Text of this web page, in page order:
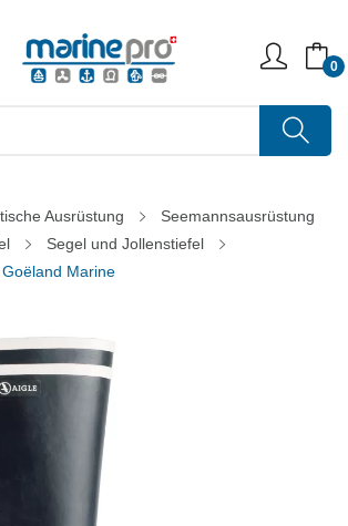
0
Ausrüstung
Seemannsausrüstung
Segel und Jollenstiefel
Marine